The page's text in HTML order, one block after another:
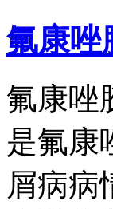
氟康唑
氟康唑
是氟康
屑病病